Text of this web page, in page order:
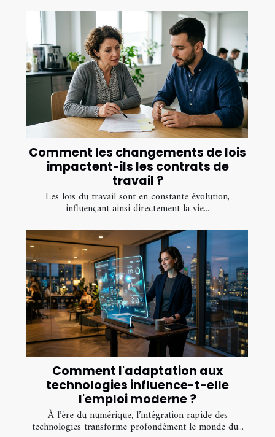
Comment les changements de lois
impactent-ils les contrats de
travail ?
Les lois du travail sont en constante évolution,
influençant ainsi directement la vie...
Comment l'adaptation aux
technologies influence-t-elle
l'emploi moderne ?
À l’ère du numérique, l’intégration rapide des
technologies transforme profondément le monde du...